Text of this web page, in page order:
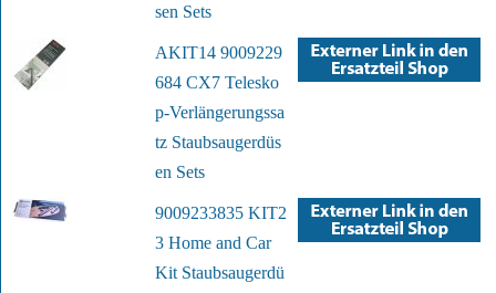
sen Sets
AKIT14 9009229
684 CX7 Telesko
p-Verlängerungssa
tz Staubsaugerdüs
en Sets
9009233835 KIT2
3 Home and Car
Kit Staubsaugerdü